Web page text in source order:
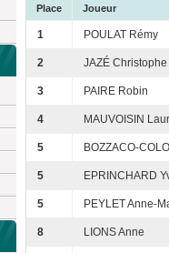
Place Joueur
1 POULAT Rémy
2 JAZÉ Christophe
3 PAIRE Robin
4 MAUVOISIN
5 BOZZACO-
5 EPRINCHARD
5 PEYLET Anne-
8 LIONS Anne